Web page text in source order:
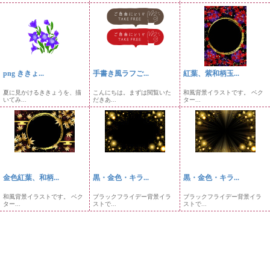
png ききょ...
夏に見かけるききょうを、描
いてみ...
手書き風ラフご...
こんにちは。まずは閲覧いた
だきあ...
紅葉、紫和柄玉...
和風背景イラストです。 ベク
ター...
金色紅葉、和柄...
和風背景イラストです。 ベク
ター...
黒・金色・キラ...
ブラックフライデー背景イラ
ストで...
黒・金色・キラ...
ブラックフライデー背景イラ
ストで...